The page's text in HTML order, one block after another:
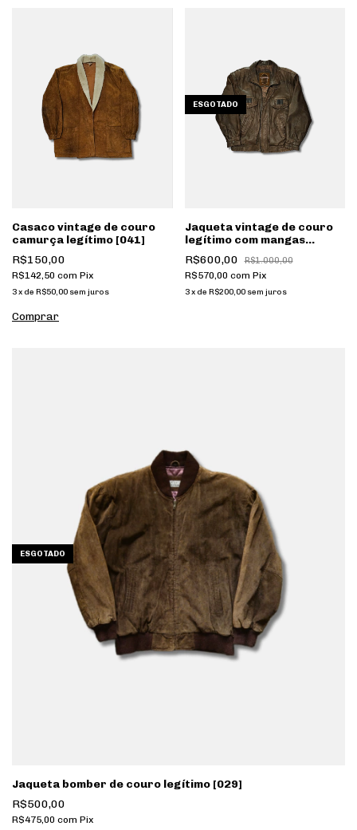
Casaco vintage de couro
camurça legítimo [041]
R$150,00
R$142,50 com Pix
3x de R$50,00 sem juros
ESGOTADO
Jaqueta vintage de couro
legítimo com mangas
removíveis [092]
R$600,00 R$1.000,00
R$570,00 com Pix
3 x de R$200,00 sem juros
ESGOTADO
Jaqueta bomber de couro legítimo [029]
R$500,00
R$475,00 com Pix